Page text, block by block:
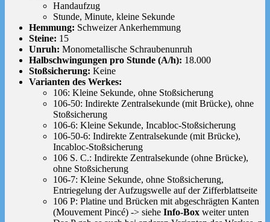
Handaufzug
Stunde, Minute, kleine Sekunde
Hemmung: Schweizer Ankerhemmung
Steine: 15
Unruh: Monometallische Schraubenunruh
Halbschwingungen pro Stunde (A/h): 18.000
Stoßsicherung: Keine
Varianten des Werkes:
106: Kleine Sekunde, ohne Stoßsicherung
106-50: Indirekte Zentralsekunde (mit Brücke), ohne
Stoßsicherung
106-6: Kleine Sekunde, Incabloc-Stoßsicherung
106-50-6: Indirekte Zentralsekunde (mit Brücke),
Incabloc-Stoßsicherung
106 S. C.: Indirekte Zentralsekunde (ohne Brücke),
ohne Stoßsicherung
106-7: Kleine Sekunde, ohne Stoßsicherung,
Entriegelung der Aufzugswelle auf der Zifferblattseite
106 P: Platine und Brücken mit abgeschrägten Kanten
(Mouvement Pincé) -> siehe Info-Box weiter unten